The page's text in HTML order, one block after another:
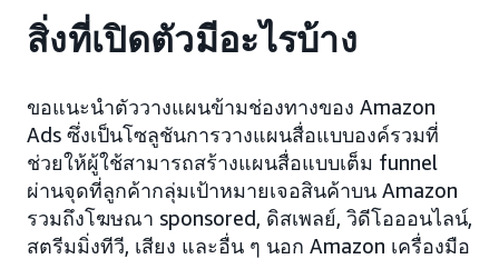
สิ่งที่เปิดตัวมีอะไรบ้าง
ขอแนะนำตัววางแผนข้ามช่องทางของ Amazon
Ads ซึ่งเป็นโซลูชันการวางแผนสื่อแบบองค์รวมที่
ช่วยให้ผู้ใช้สามารถสร้างแผนสื่อแบบเต็ม funnel
ผ่านจุดที่ลูกค้ากลุ่มเป้าหมายเจอสินค้าบน Amazon
รวมถึงโฆษณา sponsored, ดิสเพลย์, วิดีโอออนไลน์,
สตรีมมิ่งทีวี, เสียง และอื่น ๆ นอก Amazon เครื่องมือ